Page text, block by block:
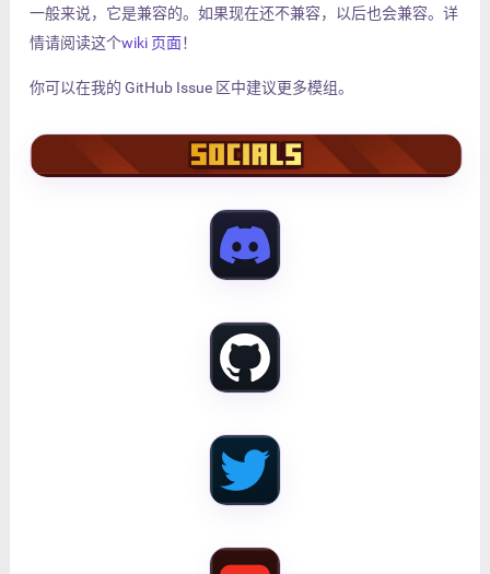
一般来说，它是兼容的。如果现在还不兼容，以后也会兼容。详
情请阅读这个wiki 页面！
你可以在我的 GitHub Issue 区中建议更多模组。